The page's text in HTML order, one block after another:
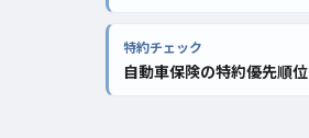
特約チェック
自動車保険の特約優先順位